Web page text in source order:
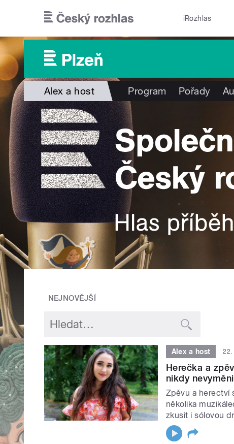
iRozhlas
Alex a host Program Pořady
NEJNOVĚJŠÍ
Alex a host 22.
Herečka a
nikdy
Zpěvu a herectví
několika
zkusit i sólovou